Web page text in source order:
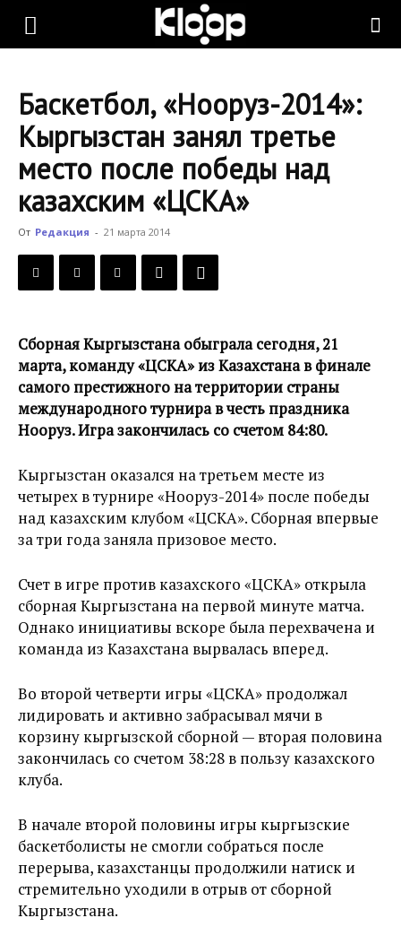
KLOOP.KG
Новости
Кыргызстана
Баскетбол, «Нооруз-2014»:
Кыргызстан занял третье
место после победы над
казахским «ЦСКА»
От Редакция - 21 марта 2014
Сборная Кыргызстана обыграла сегодня, 21
марта, команду «ЦСКА» из Казахстана в финале
самого престижного на территории страны
международного турнира в честь праздника
Нооруз. Игра закончилась со счетом 84:80.
Кыргызстан оказался на третьем месте из
четырех в турнире «Нооруз-2014» после победы
над казахским клубом «ЦСКА». Сборная впервые
за три года заняла призовое место.
Счет в игре против казахского «ЦСКА» открыла
сборная Кыргызстана на первой минуте матча.
Однако инициативы вскоре была перехвачена и
команда из Казахстана вырвалась вперед.
Во второй четверти игры «ЦСКА» продолжал
лидировать и активно забрасывал мячи в
корзину кыргызской сборной — вторая половина
закончилась со счетом 38:28 в пользу казахского
клуба.
В начале второй половины игры кыргызские
баскетболисты не смогли собраться после
перерыва, казахстанцы продолжили натиск и
стремительно уходили в отрыв от сборной
Кыргызстана.